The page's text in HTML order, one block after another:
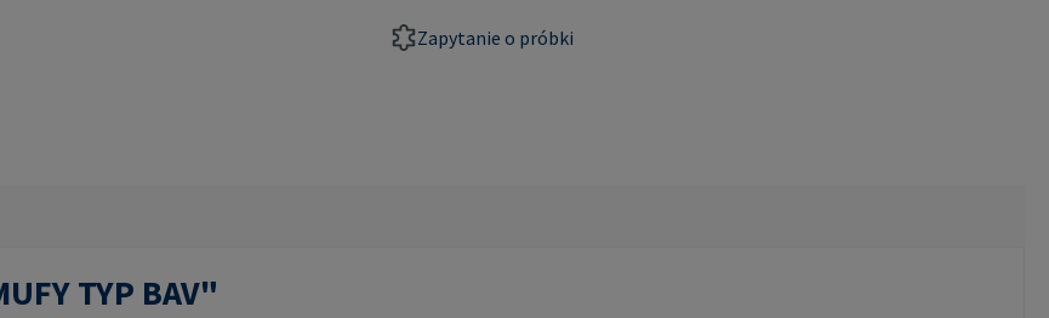
Zapytanie o próbki
TYP BAV"